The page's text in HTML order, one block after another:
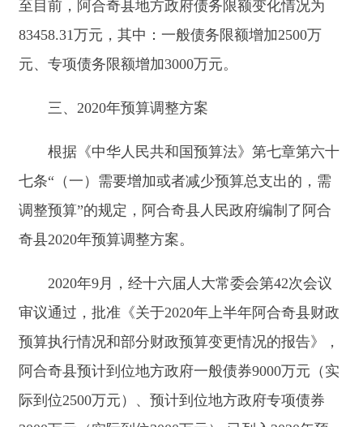
预算执行情况和部分财政预算变更情况的报告》，
阿合奇县预计到位地方政府一般债券9000万元（实
际到位2500万元）、预计到位地方政府专项债券
算，此次调减预算6500万元。
（一）阿合奇县 一般公共预算调整方案
阿合奇县 地方政府一般债券转贷收入由9000万
元调减至2500万元，全县 财力由200050万元调整为
193550万元。
阿合奇县一般公共预算支出由200050万元调整
为193550万 元，调减6500万元。
（二）阿合奇县政府性基金预算调整方案
13230万元。